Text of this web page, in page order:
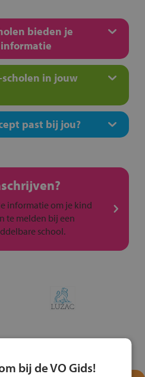
bieden je
in jouw
past bij jou?
informatie om je kind
te melden bij een
school.
bij de VO Gids!